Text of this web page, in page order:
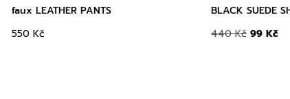
faux LEATHER PANTS
550 Kč
BLACK SUEDE
440Kč 99 Kč